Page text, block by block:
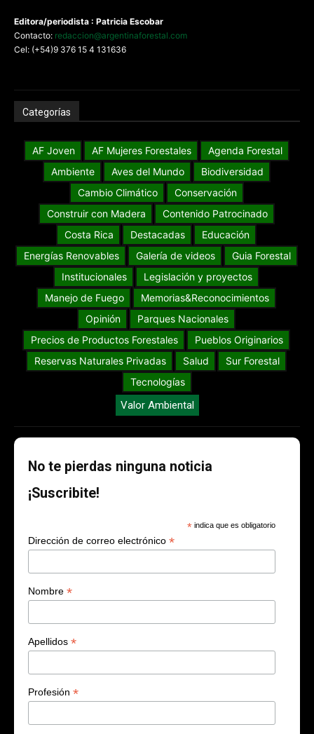
Editora/periodista : Patricia Escobar
Contacto: redaccion@argentinaforestal.com
Cel: (+54)9 376 15 4 131636
Categorías
AF Joven AF Mujeres Forestales
Agenda Forestal
Ambiente
Aves del Mundo
Biodiversidad
Cambio Climático
Conservación
Construir con Madera
Contenido Patrocinado
Costa Rica
Destacadas
Educación
Energías Renovables
Galería de videos
Guia Forestal
Institucionales
Legislación y proyectos
Manejo de Fuego
Memorias&Reconocimientos
Opinión
Parques Nacionales
Precios de Productos Forestales
Pueblos Originarios
Reservas Naturales Privadas
Salud
Sur Forestal
Tecnologías
Valor Ambiental
No te pierdas ninguna noticia
¡Suscribite!
* indica que es obligatorio
Dirección de correo electrónico *
Nombre *
Apellidos *
Profesión *